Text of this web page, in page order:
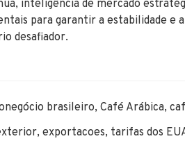
inteligência de mercado
para garantir a estabilidade e
desafiador.
brasileiro, Café Arábica,
, exportacoes, tarifas dos